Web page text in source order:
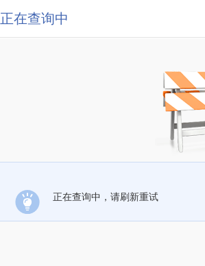
正在查询中
正在查询中，请刷新重试